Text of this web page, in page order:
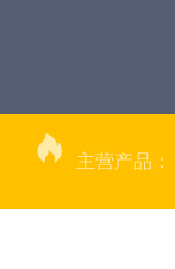
主营产品：